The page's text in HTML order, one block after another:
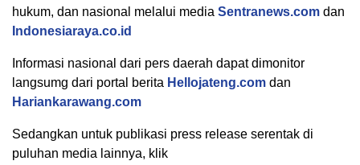
hukum, dan nasional melalui media Sentranews.com dan
Indonesiaraya.co.id
Informasi nasional dari pers daerah dapat dimonitor
langsumg dari portal berita Hellojateng.com dan
Hariankarawang.com
Sedangkan untuk publikasi press release serentak di
puluhan media lainnya, klik